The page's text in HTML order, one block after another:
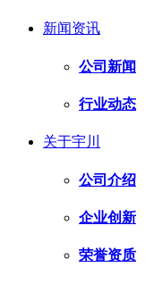
新闻资讯
公司新闻
行业动态
关于宇川
公司介绍
企业创新
荣誉资质